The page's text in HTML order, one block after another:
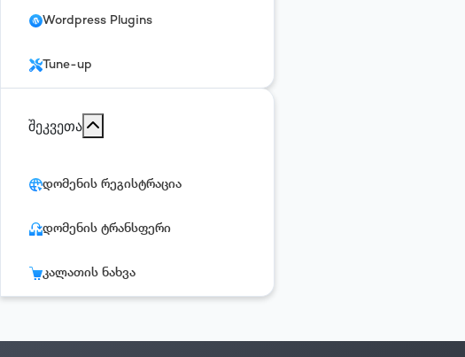
Wordpress Plugins
Tune-up
შეკვეთა
დომენის რეგისტრაცია
დომენის ტრანსფერი
კალათის ნახვა